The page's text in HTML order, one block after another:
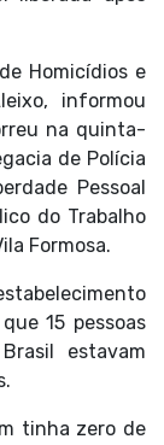
Homicídios e
informou
na quinta-
de Polícia
Pessoal
do Trabalho
Formosa.
15 pessoas
estavam
tinha zero de